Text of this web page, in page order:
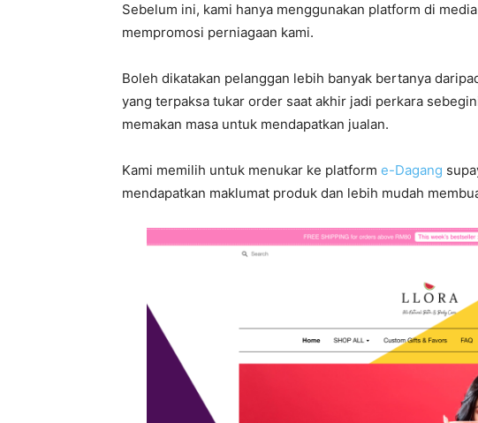
Sebelum ini, kami hanya menggunakan platform di
mempromosi perniagaan kami.
Boleh dikatakan pelanggan lebih banyak bertanya
yang terpaksa tukar order saat akhir jadi perkara
memakan masa untuk mendapatkan jualan.
Kami memilih untuk menukar ke platform e-Dagang
mendapatkan maklumat produk dan lebih mudah